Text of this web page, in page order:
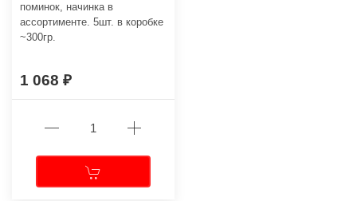
поминок, начинка в
ассортименте. 5шт. в коробке
~300гр.
1 068